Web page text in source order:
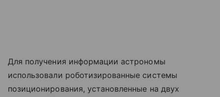
Для получения информации астрономы
использовали роботизированные системы
позиционирования, установленные на двух